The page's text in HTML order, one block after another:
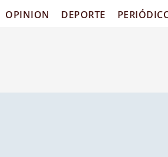
OPINION DEPORTE